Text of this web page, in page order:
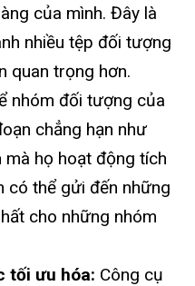
của mình. Đây là
nhiều tệp đối tượng
quan trọng hơn.
nhóm đối tượng của
chẳng hạn như
mà họ hoạt động tích
có thể gửi đến những
cho những nhóm
tối ưu hóa: Công cụ